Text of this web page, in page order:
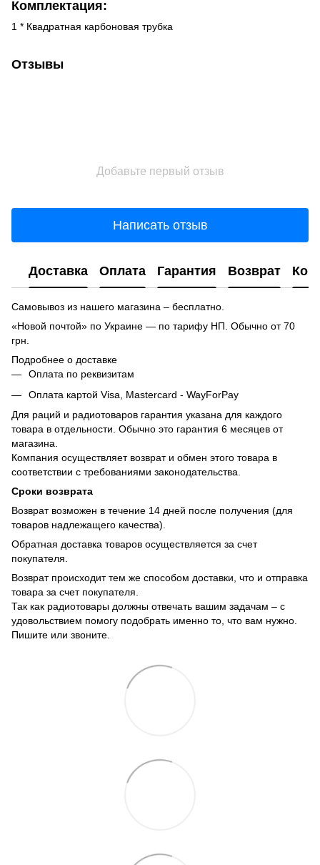
Комплектация:
1 * Квадратная карбоновая трубка
Отзывы
Добавьте первый отзыв
Написать отзыв
Доставка Оплата Гарантия Возврат
Самовывоз из нашего магазина – бесплатно.
«Новой почтой» по Украине — по тарифу НП. Обычно от 70
грн.
Подробнее о доставке
Оплата по реквизитам
Оплата картой Visa, Mastercard - WayForPay
Для раций и радиотоваров гарантия указана для каждого
товара в отдельности. Обычно это гарантия 6 месяцев от
магазина.
Компания осуществляет возврат и обмен этого товара в
соответствии с требованиями законодательства.
Сроки возврата
Возврат возможен в течение 14 дней после получения (для
товаров надлежащего качества).
Обратная доставка товаров осуществляется за счет
покупателя.
Возврат происходит тем же способом доставки, что и отправка
товара за счет покупателя.
Так как радиотовары должны отвечать вашим задачам – с
удовольствием помогу подобрать именно то, что вам нужно.
Пишите или звоните.